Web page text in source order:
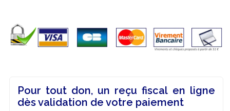
Pour tout don, un reçu fiscal en ligne
dès validation de votre paiement